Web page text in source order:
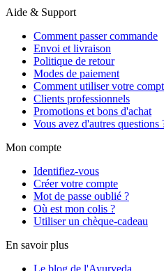
Aide & Support
Comment passer commande
Envoi et livraison
Politique de retour
Modes de paiement
Comment utiliser votre
Clients professionnels
Promotions et bons d'achat
Vous avez d'autres questions
Mon compte
Identifiez-vous
Créer votre compte
Mot de passe oublié ?
Où est mon colis ?
Utiliser un chèque-cadeau
En savoir plus
Le blog de l'Ayurveda